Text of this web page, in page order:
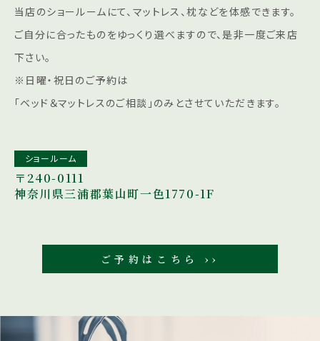
当店のショールームにて、マットレス、枕などを体感できます。
ご自分に合ったものをゆっくり選べますので、是非一度ご来店
下さい。
※日曜・祝日のご予約は
「ベッド＆マットレスのご相談」のみとさせていただきます。
ショールーム
〒240-0111
神奈川県三浦郡葉山町一色1770-1F
ご予約はこちら ››